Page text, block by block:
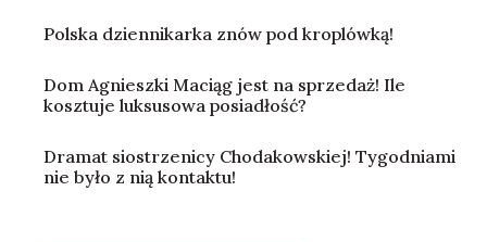
Polska dziennikarka znów pod kroplówką!
Dom Agnieszki Maciąg jest na sprzedaż! Ile
kosztuje luksusowa posiadłość?
Dramat siostrzenicy Chodakowskiej! Tygodniami
nie było z nią kontaktu!